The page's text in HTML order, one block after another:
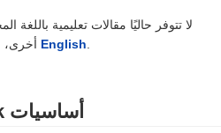
لا تتوفر حاليًا مقالات تعليمية باللغة
English
Synergy Network أساسيات